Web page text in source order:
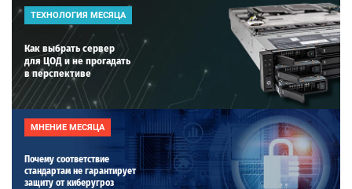
ТЕХНОЛОГИЯ МЕСЯЦА
Как выбрать сервер
для ЦОД и не прогадать
в перспективе
МНЕНИЕ МЕСЯЦА
Почему соответствие
стандартам не гарантирует
защиту от киберугроз